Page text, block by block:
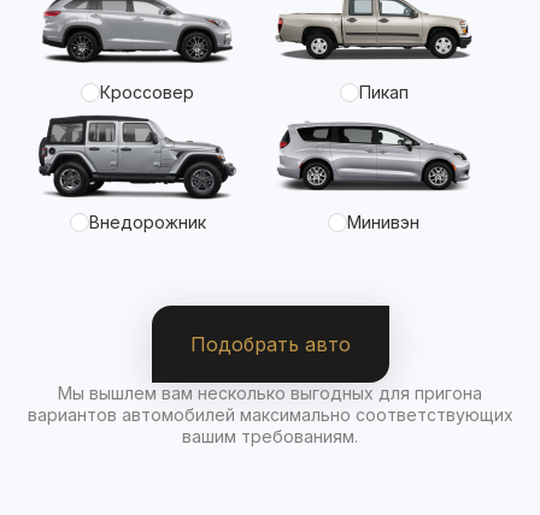
Кроссовер Пикап
Внедорожник Минивэн
Подобрать авто
Мы вышлем вам несколько выгодных для пригона
вариантов автомобилей максимально соответствующих
вашим требованиям.